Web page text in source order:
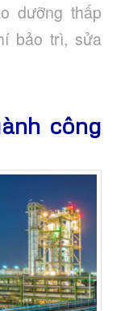
dưỡng thấp
bảo trì, sửa
công